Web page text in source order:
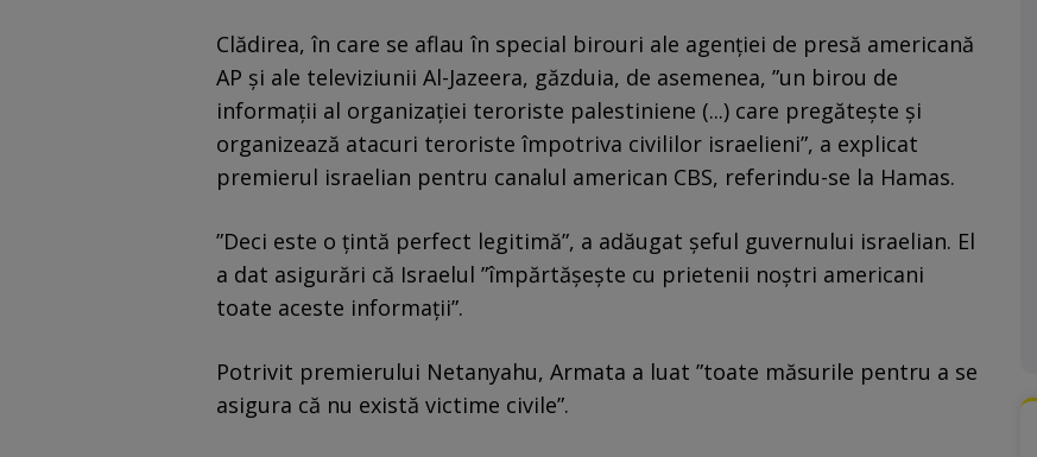
Clădirea, în care se aflau în special birouri ale agenţiei de presă americană
AP şi ale televiziunii Al-Jazeera, găzduia, de asemenea, ”un birou de
informaţii al organizaţiei teroriste palestiniene (...) care pregăteşte şi
organizează atacuri teroriste împotriva civililor israelieni”, a explicat
premierul israelian pentru canalul american CBS, referindu-se la Hamas.
”Deci este o ţintă perfect legitimă”, a adăugat şeful guvernului israelian. El
a dat asigurări că Israelul ”împărtăşeşte cu prietenii noştri americani
toate aceste informaţii”.
Potrivit premierului Netanyahu, Armata a luat ”toate măsurile pentru a se
asigura că nu există victime civile”.